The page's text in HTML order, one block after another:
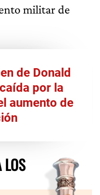
militar de
de Donald
por la
aumento de
LOS